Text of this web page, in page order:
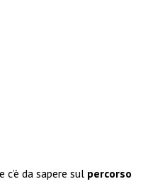
da sapere sul percorso